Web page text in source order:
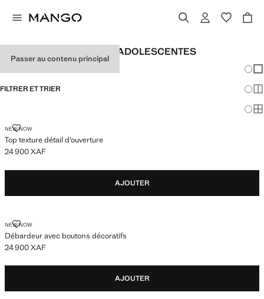
Passer au contenu principal
HAUTS BASIQUES POUR ADOLESCENTES
FILTRER ET TRIER
NEW NOW
Top texture détail d’ouverture
TOP TEXTURE DÉTAIL D’OUVERTURE
Prix actuel [24 900 XAF ]
24 900 XAF
AJOUTER
NEW NOW
Débardeur avec boutons décoratifs
DÉBARDEUR AVEC BOUTONS DÉCORATIFS
Prix actuel [24 900 XAF ]
24 900 XAF
AJOUTER